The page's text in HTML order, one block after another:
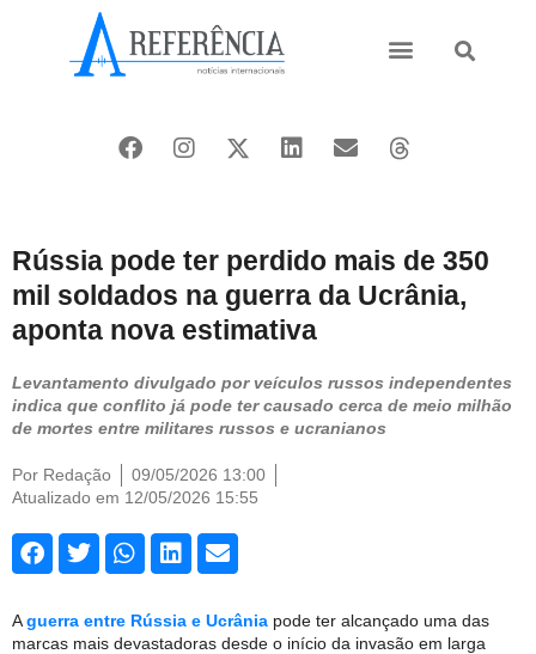
Rússia pode ter perdido mais de 350
mil soldados na guerra da Ucrânia,
aponta nova estimativa
Levantamento divulgado por veículos russos independentes
indica que conflito já pode ter causado cerca de meio milhão
de mortes entre militares russos e ucranianos
Por Redação
09/05/2026 13:00
Atualizado em 12/05/2026 15:55
Aguerra entre Rússia e Ucrânia pode ter alcançado uma das
marcas mais devastadoras desde o início da invasão em larga